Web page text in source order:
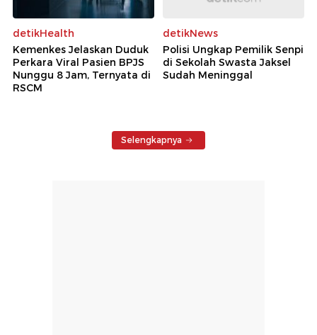
detikHealth
Kemenkes Jelaskan Duduk
Perkara Viral Pasien BPJS
Nunggu 8 Jam, Ternyata di
RSCM
detikNews
Polisi Ungkap Pemilik Senpi
di Sekolah Swasta Jaksel
Sudah Meninggal
Selengkapnya